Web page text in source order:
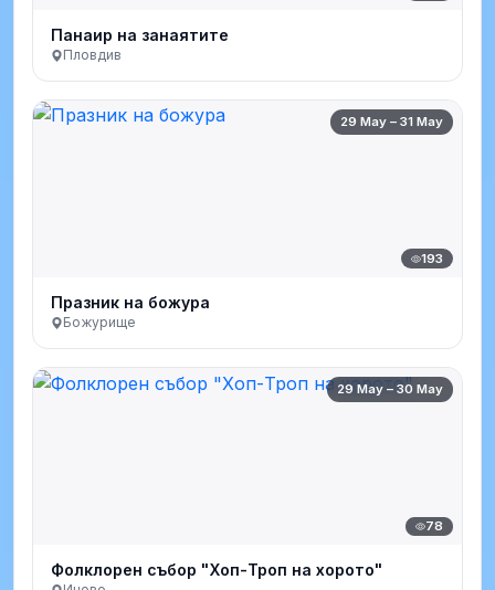
Панаир на занаятите
Пловдив
29 May – 31 May
193
Празник на божура
Божурище
29 May – 30 May
78
Фолклорен събор "Хоп-Троп на хорото"